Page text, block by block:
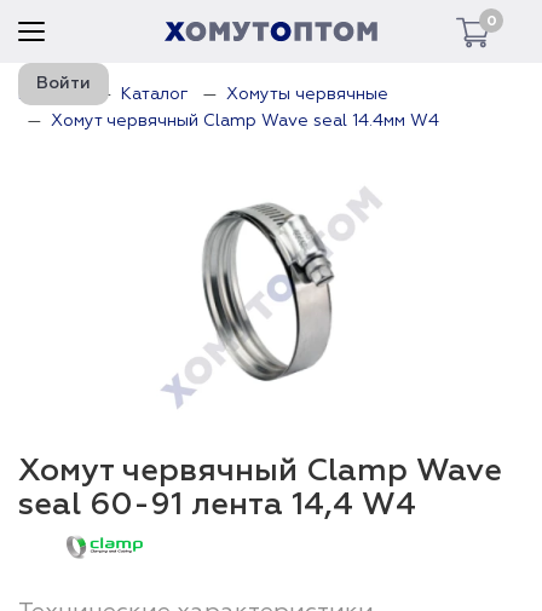
0
Войти
Главная Каталог
Хомуты червячные
Хомут червячный Clamp Wave seal 14.4мм W4
Хомут червячный Clamp Wave
seal 60-91 лента 14,4 W4